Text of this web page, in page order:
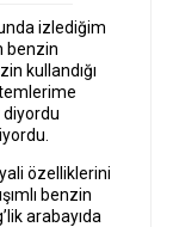
izlediğim
benzin
kullandığı
diyordu
özelliklerini
benzin
arabayıda